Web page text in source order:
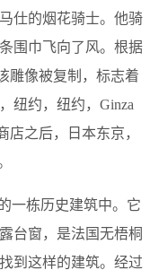
仕的烟花骑士。他骑
围巾飞向了风。根据
雕像被复制，标志着
纽约，纽约，Ginza
店之后，日本东京，
一栋历史建筑中。它
台窗，是法国无梧桐
到这样的建筑。经过